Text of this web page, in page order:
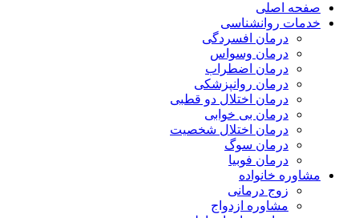
صفحه اصلی
خدمات روانشناسی
درمان افسردگی
درمان وسواس
درمان اضطراب
درمان روانپزشکی
درمان اختلال دو قطبی
درمان بی خوابی
درمان اختلال شخصیت
درمان سوگ
درمان فوبیا
مشاوره خانواده
زوج درمانی
مشاوره ازدواج